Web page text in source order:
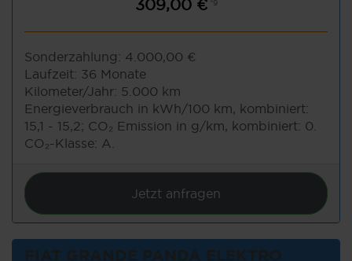
309,00 €*9
Sonderzahlung: 4.000,00 €
Laufzeit: 36 Monate
Kilometer/Jahr: 5.000 km
Energieverbrauch in kWh/100 km, kombiniert:
15,1 - 15,2; CO₂ Emission in g/km, kombiniert: 0.
CO₂-Klasse: A.
Jetzt anfragen